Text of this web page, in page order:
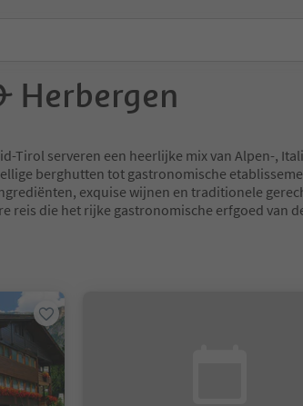
Herbergen
Tirol serveren een heerlijke mix van Alpen-,
berghutten tot gastronomische
exquise wijnen en traditionele
reis die het rijke gastronomische erfgoed van